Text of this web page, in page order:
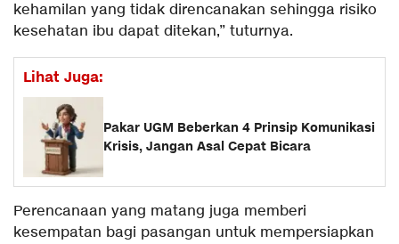
kehamilan yang tidak direncanakan sehingga risiko
kesehatan ibu dapat ditekan,” tuturnya.
Lihat Juga:
Pakar UGM Beberkan 4 Prinsip Komunikasi
Krisis, Jangan Asal Cepat Bicara
Perencanaan yang matang juga memberi
kesempatan bagi pasangan untuk mempersiapkan